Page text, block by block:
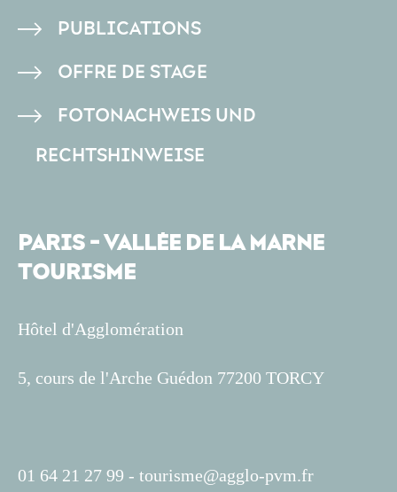
PUBLICATIONS
OFFRE DE STAGE
FOTONACHWEIS UND
RECHTSHINWEISE
PARIS - VALLÉE DE LA MARNE
TOURISME
Hôtel d'Agglomération
5, cours de l'Arche Guédon 77200 TORCY
01 64 21 27 99 - tourisme@agglo-pvm.fr